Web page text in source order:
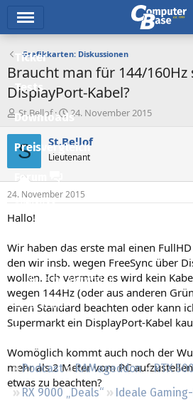
Ticker
Tests
Downloads
Preisvergleich
Forum
Aktuelles
Neue Beiträge
Neueste Aktivitäten
Leserartikel
Regeln
Podcast RAMageddon
RTX
RX 9000 „Deals“
Ideale
Grafikkarten: Diskussionen
Braucht man für 144/160Hz
DisplayPort-Kabel?
E
r
s
t
e
r
St.Bellof
E
r
s
e
l
t
24. November 2015
S St.Bellof
Lieutenant
24. November 2015
Hallo!
Wir haben das erste mal einen
den wir insb. wegen FreeSync über
wollen. Ich vermute es wird kein
wegen 144Hz (oder aus anderen
einen Standard beachten oder kann
Supermarkt ein DisplayPort-Kabel
Womöglich kommt auch noch der
mehr als 2 Meter vom PC
etwas zu beachten?